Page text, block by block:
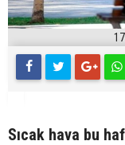
Sıcak hava bu